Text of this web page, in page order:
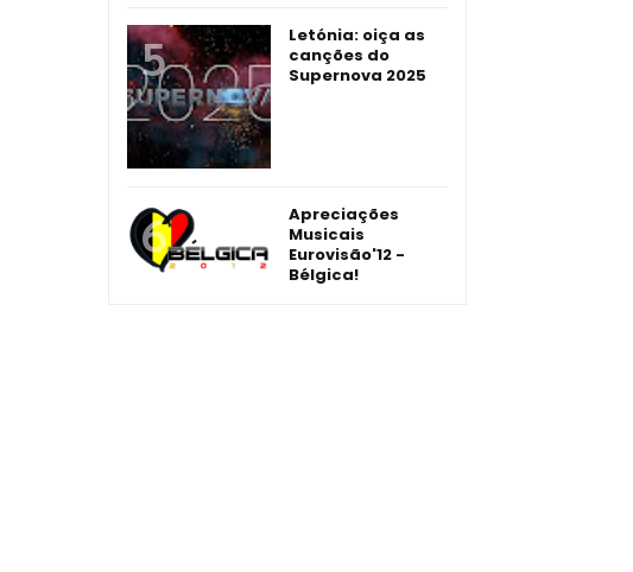
Letónia: oiça as
canções do
Supernova 2025
Apreciações
Musicais
Eurovisão'12 -
Bélgica!